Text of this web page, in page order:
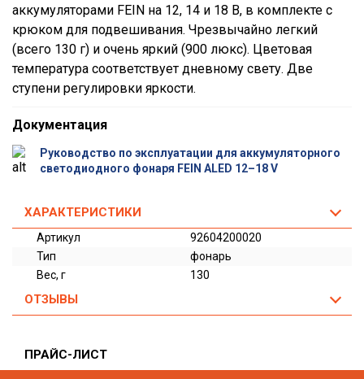
аккумуляторами FEIN на 12, 14 и 18 В, в комплекте с
крюком для подвешивания. Чрезвычайно легкий
(всего 130 г) и очень яркий (900 люкс). Цветовая
температура соответствует дневному свету. Две
ступени регулировки яркости.
Документация
Руководство по эксплуатации для аккумуляторного
светодиодного фонаря FEIN ALED 12–18 V
ХАРАКТЕРИСТИКИ
Артикул
92604200020
Тип
фонарь
Вес, г
130
ОТЗЫВЫ
ПРАЙС-ЛИСТ